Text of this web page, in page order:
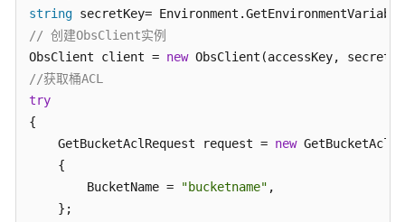
通
用
参
    Console.WriteLine(
"Set bucket acl response: {0}"
catch (ObsException ex)
{
    Console.WriteLine(
    Console.WriteLine(
string secretKey=
// 创建ObsClient实例
ObsClient client = new
//获取桶ACL
try
{
    GetBucketAclRequest request =
new
    {
        BucketName =
"bucketname" ,
    };